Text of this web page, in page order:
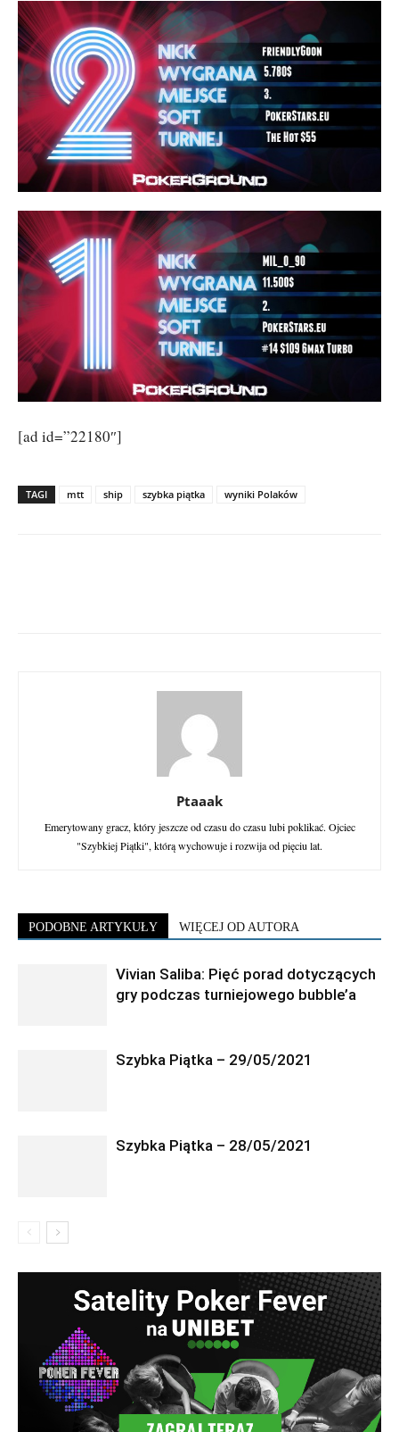
[ad id=”22180″]
TAGI mtt ship szybka piątka wyniki Polaków
Ptaaak
Emerytowany gracz, który jeszcze od czasu do czasu lubi poklikać. Ojciec
"Szybkiej Piątki", którą wychowuje i rozwija od pięciu lat.
PODOBNE ARTYKUŁY WIĘCEJ OD AUTORA
Vivian Saliba: Pięć porad dotyczących
gry podczas turniejowego bubble’a
Szybka Piątka – 29/05/2021
Szybka Piątka – 28/05/2021